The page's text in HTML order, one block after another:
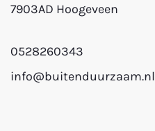
7903AD Hoogeveen
0528260343
info@buitenduurzaam.nl